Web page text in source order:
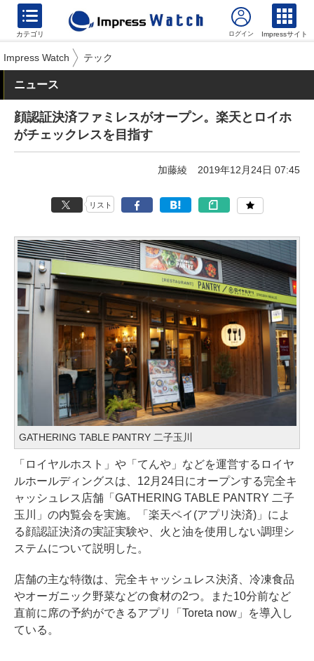
カテゴリ Impressサイト
Impress Watch テック
ニュース
顔認証決済ファミレスがオープン。楽天とロイホ
がチェックレスを目指す
加藤綾 2019年12月24日 07:45
リスト
GATHERING TABLE PANTRY 二子玉川
「ロイヤルホスト」や「てんや」などを運営するロイヤ
ルホールディングスは、12月24日にオープンする完全キ
ャッシュレス店舗「GATHERING TABLE PANTRY 二子
玉川」の内覧会を実施。「楽天ペイ(アプリ決済)」によ
る顔認証決済の実証実験や、火と油を使用しない調理シ
ステムについて説明した。
店舗の主な特徴は、完全キャッシュレス決済、冷凍食品
やオーガニック野菜などの食材の2つ。また10分前など
直前に席の予約ができるアプリ「Toreta now」を導入し
ている。